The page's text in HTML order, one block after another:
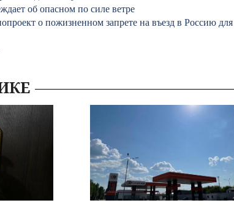
об опасном по силе ветре
о пожизненном запрете на въезд в Россию